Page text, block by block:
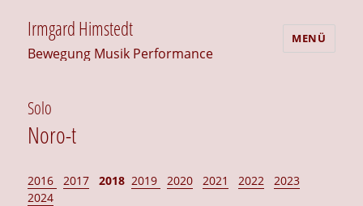
Irmgard Himstedt
Bewegung Musik Performance
MENÜ
Solo
Noro-t
2016 2017 20182019 2020 2021 2022
2023
2024